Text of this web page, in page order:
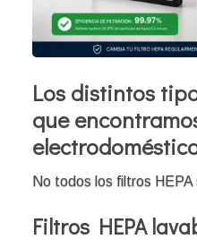
Los distintos
que
No todos los filtros HEPA
Filtros HEPA